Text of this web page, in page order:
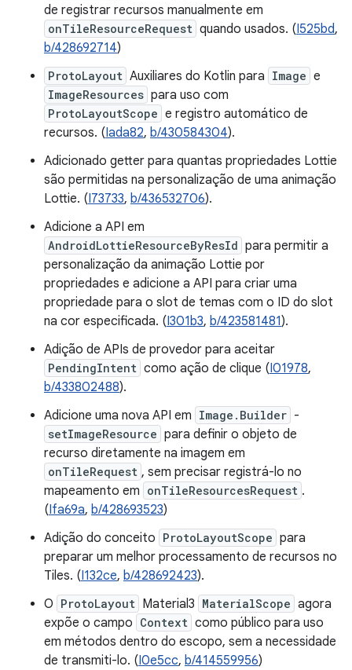
de registrar recursos manualmente em
onTileResourceRequest quando usados. (I525bd,
b/428692714)
ProtoLayout Auxiliares do Kotlin para Image e
ImageResources para uso com
ProtoLayoutScope e registro automático de
recursos. (Iada82, b/430584304).
Adicionado getter para quantas propriedades Lottie
são permitidas na personalização de uma animação
Lottie. (I73733, b/436532706).
Adicione a API em
AndroidLottieResourceByResId para permitir a
personalização da animação Lottie por
propriedades e adicione a API para criar uma
propriedade para o slot de temas com o ID do slot
na cor especificada. (I301b3, b/423581481).
Adição de APIs de provedor para aceitar
PendingIntent como ação de clique (I01978,
b/433802488).
Adicione uma nova API em Image.Builder -
setImageResource para definir o objeto de
recurso diretamente na imagem em
onTileRequest , sem precisar registrá-lo no
mapeamento em onTileResourcesRequest .
(Ifa69a, b/428693523)
Adição do conceito ProtoLayoutScope para
preparar um melhor processamento de recursos no
Tiles. (I132ce, b/428692423).
O ProtoLayout Material3 MaterialScope agora
expõe o campo Context como público para uso
em métodos dentro do escopo, sem a necessidade
de transmiti-lo. (I0e5cc, b/414559956)